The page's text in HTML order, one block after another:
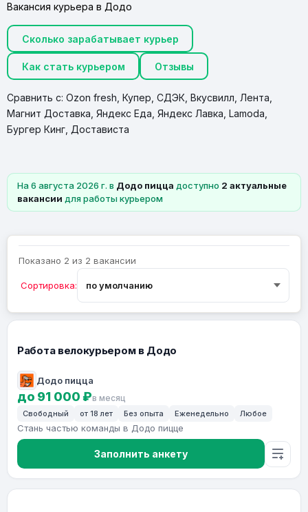
Вакансия курьера в Додо
Сколько зарабатывает курьер
Как стать курьером Отзывы
Сравнить с: Ozon fresh Купер CДЭК Вкусвилл Лента
Магнит Доставка Яндекс Еда Яндекс Лавка Lamoda
Бургер Кинг Достависта
На 6 августа 2026 г. в Додо пицца доступно 2 актуальные
вакансии для работы курьером
Показано 2 из 2 вакансии
Сортировка:
Работа велокурьером в Додо
Додо пицца
до 91 000 ₽в месяц
Свободный от 18 лет Без опыта Еженедельно Любое
Стань частью команды в Додо пицце
Заполнить анкету